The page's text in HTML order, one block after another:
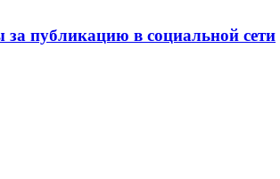
публикацию в социальной сети